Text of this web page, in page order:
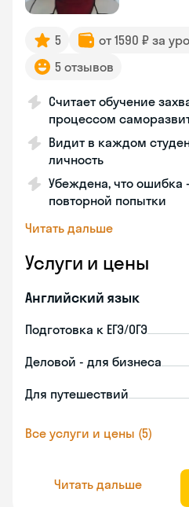
5 от 1590 ₽ за
5 отзывов
Считает обучение
процессом
Видит в каждом
личность
Убеждена, что ошибка
повторной попытки
Читать дальше
Услуги и цены
Английский язык
Подготовка к ЕГЭ/ОГЭ
Деловой - для бизнеса
Для путешествий
Все услуги и цены (5)
Читать дальше